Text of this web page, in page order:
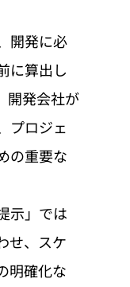
開発に必
に算出し
開発会社が
プロジェ
の重要な
示」では
せ、スケ
明確化な